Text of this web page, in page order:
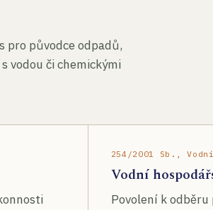
pro původce odpadů,
vodou či chemickými
254/2001 Sb.,
Vodní
Povolení k